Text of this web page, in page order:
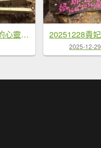
20260211台中的心靈後花園-南觀音山
2025-12-29